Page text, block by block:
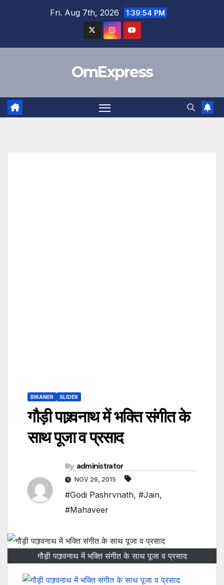
Fri. Aug 7th, 2026 1:39:54 PM
OmExpress
BIKANER SLIDER
गौड़ी पाश्र्वनाथ में भक्ति संगीत के
साथ पूजा व प्रसाद
By administrator
NOV 26, 2015
#Godi Pashrvnath, #Jain,
#Mahaveer
गौड़ी पाश्र्वनाथ में भक्ति संगीत के साथ पूजा व प्रसाद